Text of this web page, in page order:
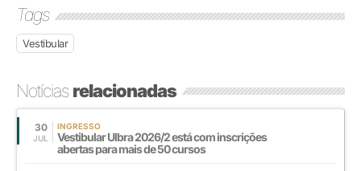
Tags
Vestibular
Notíciasrelacionadas
30
JUL
INGRESSO
Vestibular Ulbra 2026/2 está com inscrições
abertas para mais de 50 cursos